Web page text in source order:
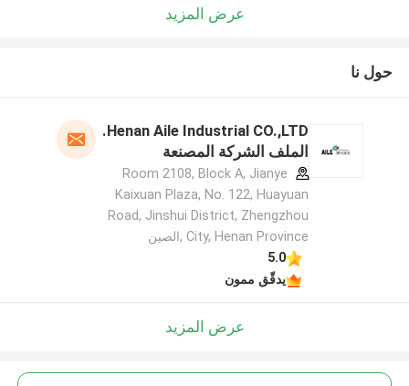
عرض المزيد
حول نا
Henan Aile Industrial CO.,LTD.
الملف الشركة المصنعة
Room 2108, Block A, Jianye
Kaixuan Plaza, No. 122, Huayuan
Road, Jinshui District, Zhengzhou
City, Henan Province ,الصين
5.0
يدقّق ممون
عرض المزيد